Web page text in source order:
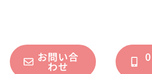
お問い合
わせ